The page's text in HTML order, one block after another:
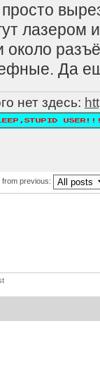
просто
около
Да
нет здесь:
previous: